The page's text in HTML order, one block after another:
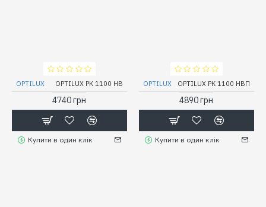
OPTILUX OPTILUX РК 1100 НВ
4740 грн
Купити в один клік
OPTILUX OPTILUX РК 1100 НВП
4890 грн
Купити в один клік